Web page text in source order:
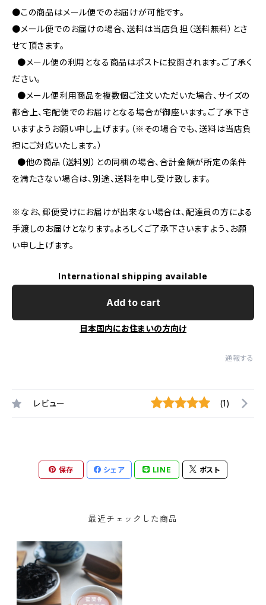
●この商品はメール便でのお届けが可能です。
●メール便でのお届けの場合、送料は当店負担（送料無料）とさ
せて頂きます。
●メール便の利用となる商品はポストに投函されます。ご了承く
ださい。
●メール便利用商品を複数個ご注文いただいた場合、サイズの
都合上、宅配便でのお届けとなる場合が御座います。ご了承下さ
いますようお願い申し上げます。（※その場合でも、送料は当店負
担にご対応いたします。）
●他の商品（送料別）との同梱の場合、合計金額が所定の条件
を満たさない場合は、別途、送料を申し受け致します。
※なお、郵便受けにお届けが出来ない場合は、配達員の方による
手渡しのお届けとなります。よろしくご了承下さいますよう、お願
い申し上げます。
International shipping available
Add to cart
日本国内にお住まいの方向け
通報する
レビュー (1)
保存 シェア LINE ポスト
最近チェックした商品